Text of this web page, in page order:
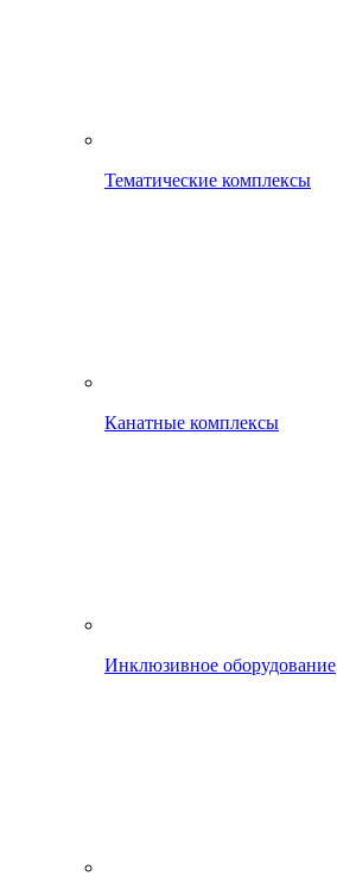
Тематические комплексы
Канатные комплексы
Инклюзивное оборудование